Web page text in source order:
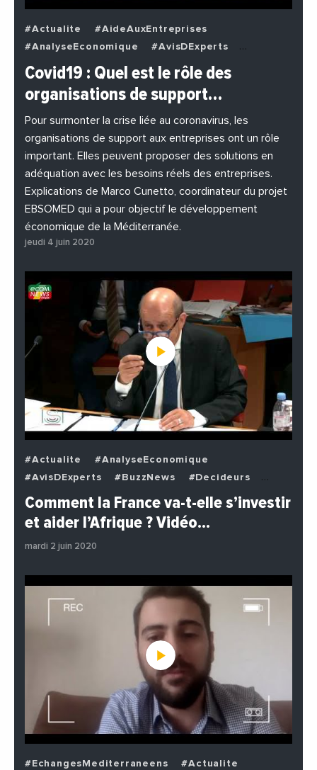
#Actualite
#AideAuxEntreprises
#AnalyseEconomique
#AvisDExperts
#BuzzNews
#Decideurs
#EchangesMediterraneens
#EnDirectDe
#Entreprises
#Institutions
#PhotosEtVideos
Covid19 : Quel est le rôle des
organisations de support…
Pour surmonter la crise liée au coronavirus, les
organisations de support aux entreprises ont un rôle
important. Elles peuvent proposer des solutions en
adéquation avec les besoins réels des entreprises.
Explications de Marco Cunetto, coordinateur du projet
EBSOMED qui a pour objectif le développement
économique de la Méditerranée.
jeudi 4 juin 2020
#Actualite
#AnalyseEconomique
#AvisDExperts
#BuzzNews
#Decideurs
#EchangesMediterraneens
#Economie
#Politique
Comment la France va-t-elle s’investir
et aider l’Afrique ? Vidéo…
mardi 2 juin 2020
#EchangesMediterraneens #Actualite